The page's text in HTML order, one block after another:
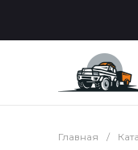
Главная /